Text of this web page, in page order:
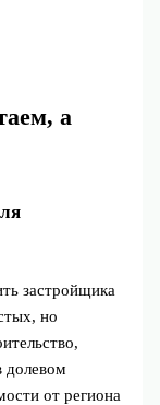
а
застройщика
но
долевом
от региона